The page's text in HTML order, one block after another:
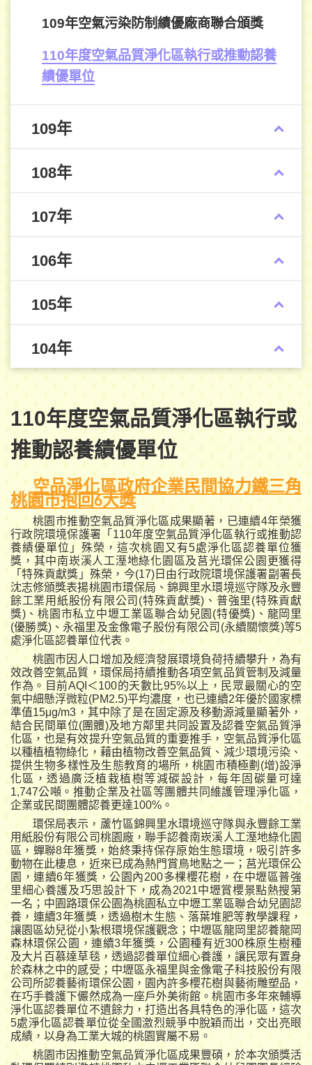
109年空氣污染防制績優廠商聯合頒獎
110年度空氣品質淨化區執行或推動認養
績優單位
109年
108年
107年
106年
105年
104年
110年度空氣品質淨化區執行或
推動認養績優單位
空品淨化區政府企業民間協力鐵三角
桃園市抱回6大獎
桃園市推動空氣品質淨化區成果顯著，已連續4年榮獲
行政院環境保護署「110年度空氣品質淨化區執行或推動認
養績優單位」殊榮，這次桃園又有5處淨化區認養單位獲
獎，其中南崁溪人工溼地綠化園區及莒光環保公園更獲得
「特殊貢獻獎」殊榮，今(17)日由行政院環境保護署副署長
沈志修頒獎表揚桃園市環保局、錦興里水環境巡守隊及永豐
餘工業用紙股份有限公司(特殊貢獻獎)、普強里(特殊貢獻
獎)、桃園市私立中壢工業區聯合幼兒園(特優獎)、龍岡里
(優勝獎)、永福里及金像電子股份有限公司(永續關懷獎)等5
處淨化區認養單位代表。
桃園市因人口增加及經濟發展環境負荷持續攀升，為有
效改善空氣品質，環保局持續推動各項空氣品質管制及減量
作為。目前AQI＜100的天數比95%以上，民眾最關心的空
氣中細懸浮微粒(PM2.5)平均濃度，也已連續2年優於國家標
準值15μg/m3，其中除了是在固定源及移動源減量顯著外，
結合民間單位(團體)及地方鄰里共同設置及認養空氣品質淨
化區，也是有效提升空氣品質的重要推手，空氣品質淨化區
以種植植物綠化，藉由植物改善空氣品質、減少環境污染、
提供生物多樣性及生態教育的場所，桃園市積極劃(增)設淨
化區，透過廣泛植栽植樹等減碳設計，每年固碳量可達
1,747公噸。推動企業及社區等團體共同維護管理淨化區，
企業或民間團體認養更達100%。
環保局表示，蘆竹區錦興里水環境巡守隊與永豐餘工業
用紙股份有限公司桃園廠，聯手認養南崁溪人工溼地綠化園
區，蟬聯8年獲獎，始終秉持保存原始生態環境，吸引許多
動物在此棲息，近來已成為熱門賞鳥地點之一；莒光環保公
園，連續6年獲獎，公園內200多棵櫻花樹，在中壢區普強
里細心養護及巧思設計下，成為2021中壢賞櫻景點熱搜第
一名；中園路環保公園為桃園私立中壢工業區聯合幼兒園認
養，連續3年獲獎，透過樹木生態、落葉堆肥等教學課程，
讓園區幼兒從小紮根環境保護觀念；中壢區龍岡里認養龍岡
森林環保公園，連續3年獲獎，公園種有近300株原生樹種
及大片百慕達草毯，透過認養單位細心養護，讓民眾有置身
於森林之中的感受；中壢區永福里與金像電子科技股份有限
公司所認養藝術環保公園，園內許多櫻花樹與藝術雕塑品，
在巧手養護下儼然成為一座戶外美術館。桃園市多年來輔導
淨化區認養單位不遺餘力，打造出各具特色的淨化區，這次
5處淨化區認養單位從全國激烈競爭中脫穎而出，交出亮眼
成績，以身為工業大城的桃園實屬不易。
桃園市因推動空氣品質淨化區成果豐碩，於本次頒獎活